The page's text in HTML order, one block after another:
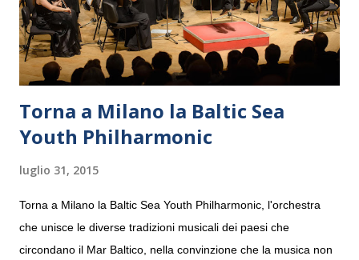
Torna a Milano la Baltic Sea
Youth Philharmonic
luglio 31, 2015
Torna a Milano la Baltic Sea Youth Philharmonic, l'orchestra
che unisce le diverse tradizioni musicali dei paesi che
circondano il Mar Baltico, nella convinzione che la musica non